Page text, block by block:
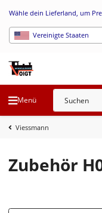
Wähle dein Lieferland, um
Vereinigte Staaten
Menü
Viessmann
Zubehör